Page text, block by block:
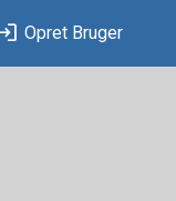
login Opret Bruger